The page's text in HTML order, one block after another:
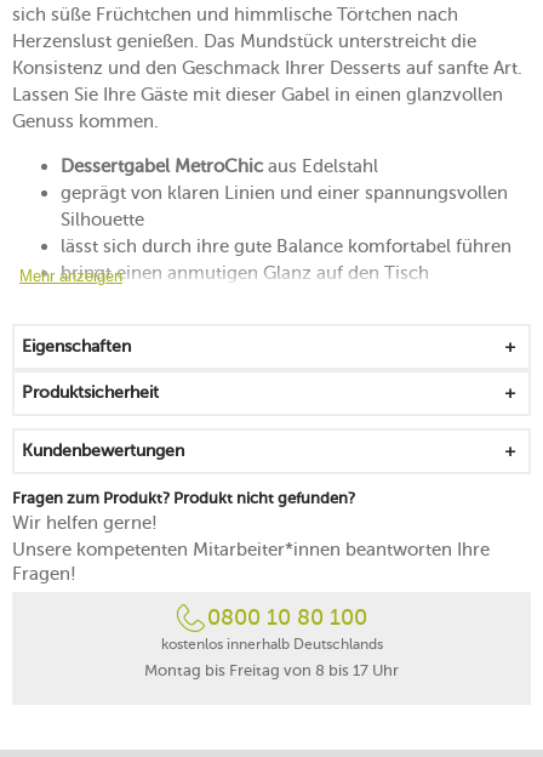
sich süße Früchtchen und himmlische Törtchen nach
Herzenslust genießen. Das Mundstück unterstreicht die
Konsistenz und den Geschmack Ihrer Desserts auf sanfte Art.
Lassen Sie Ihre Gäste mit dieser Gabel in einen glanzvollen
Genuss kommen.
Dessertgabel MetroChicaus Edelstahl
geprägt von klaren Linien und einer spannungsvollen
Silhouette
lässt sich durch ihre gute Balance komfortabel führen
bringt einen anmutigen Glanz auf den Tisch
spülmaschinenfest
Mehr anzeigen
Eigenschaften
Produktsicherheit
Kundenbewertungen
Fragen zum Produkt? Produkt nicht gefunden?
Wir helfen gerne!
Unsere kompetenten Mitarbeiter*innen beantworten Ihre
Fragen!
0800 10 80 100
kostenlos innerhalb Deutschlands
Montag bis Freitag von 8 bis 17 Uhr